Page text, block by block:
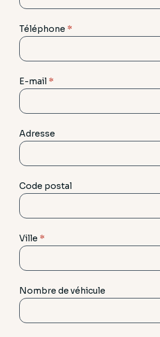
Téléphone *
E-mail *
Adresse
Code postal
Ville *
Nombre de véhicule